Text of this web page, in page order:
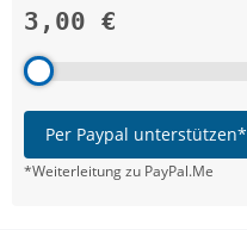
3,00 €
Per Paypal unterstützen*
*Weiterleitung zu PayPal.Me